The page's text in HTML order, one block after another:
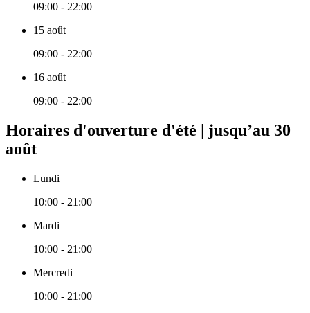
09:00 - 22:00
15 août
09:00 - 22:00
16 août
09:00 - 22:00
Horaires d'ouverture d'été | jusqu’au 30
août
Lundi
10:00 - 21:00
Mardi
10:00 - 21:00
Mercredi
10:00 - 21:00